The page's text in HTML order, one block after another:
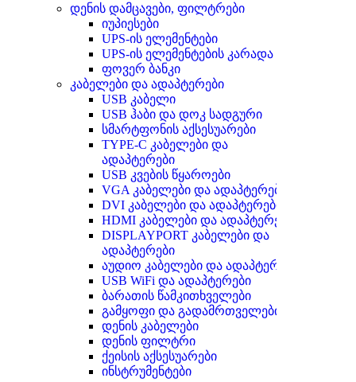
დენის დამცავები, ფილტრები
იუპიესები
UPS-ის ელემენტები
UPS-ის ელემენტების კარადა
ფოვერ ბანკი
კაბელები და ადაპტერები
USB კაბელი
USB ჰაბი და დოკ სადგური
სმარტფონის აქსესუარები
TYPE-C კაბელები და
ადაპტერები
USB კვების წყაროები
VGA კაბელები და ადაპტერები
DVI კაბელები და ადაპტერები
HDMI კაბელები და ადაპტერები
DISPLAYPORT კაბელები და
ადაპტერები
აუდიო კაბელები და ადაპტერები
USB WiFi და ადაპტერები
ბარათის წამკითხველები
გამყოფი და გადამრთველები
დენის კაბელები
დენის ფილტრი
ქეისის აქსესუარები
ინსტრუმენტები